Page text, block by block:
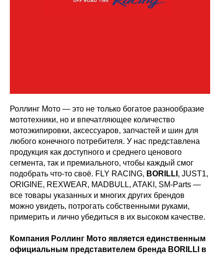
Роллинг Мото — это не только богатое разнообразие
мототехники, но и впечатляющее количество
мотоэкипировки, аксессуаров, запчастей и шин для
любого конечного потребителя. У нас представлена
продукция как доступного и среднего ценового
сегмента, так и премиального, чтобы каждый смог
подобрать что-то своё. FLY RACING, BORILLI , JUST1,
ORIGINE, REXWEAR, MADBULL, ATAKI, SM-Parts —
все товары указанных и многих других брендов
можно увидеть, потрогать собственными руками,
примерить и лично убедиться в их высоком качестве.
Компания Роллинг Мото является единственным
официальным представителем бренда BORILLI в